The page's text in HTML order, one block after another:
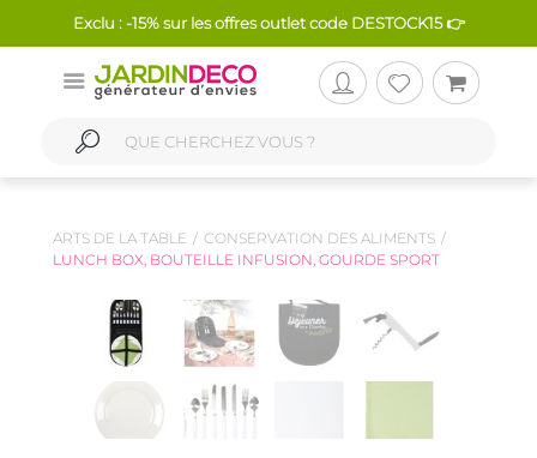
Exclu : -15% sur les offres outlet code DESTOCK15 👉
ARTS DE LA TABLE
CONSERVATION DES ALIMENTS
LUNCH BOX, BOUTEILLE INFUSION, GOURDE SPORT